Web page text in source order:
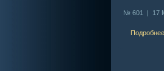
№ 601 | 17